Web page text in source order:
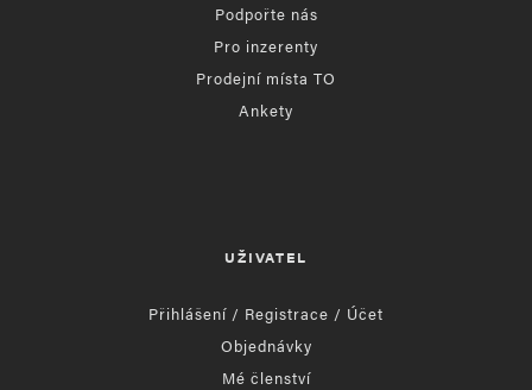
Podpořte nás
Pro inzerenty
Prodejní místa TO
Ankety
UŽIVATEL
Přihlášení / Registrace / Účet
Objednávky
Mé členství